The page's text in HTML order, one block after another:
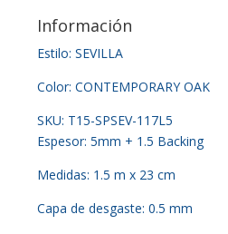
Información
Estilo: SEVILLA
Color: CONTEMPORARY OAK
SKU: T15-SPSEV-117L5
Espesor: 5mm + 1.5 Backing
Medidas: 1.5 m x 23 cm
Capa de desgaste: 0.5 mm